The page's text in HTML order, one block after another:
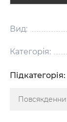
Вид:
Категорія:
Підкатегорія: